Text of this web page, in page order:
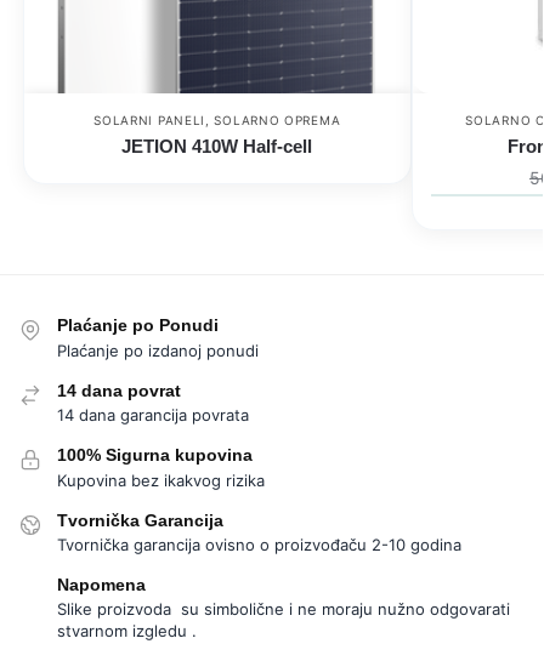
SOLARNI PANELI ,SOLARNO OPREMA
JETION 410W Half-cell
SOLARNO
Plaćanje po Ponudi
Plaćanje po izdanoj ponudi
14 dana povrat
14 dana garancija povrata
100% Sigurna kupovina
Kupovina bez ikakvog rizika
Tvornička Garancija
Tvornička garancija ovisno o proizvođaču 2-10 godina
Napomena
Slike proizvoda su simbolične i ne moraju nužno odgovarati
stvarnom izgledu .